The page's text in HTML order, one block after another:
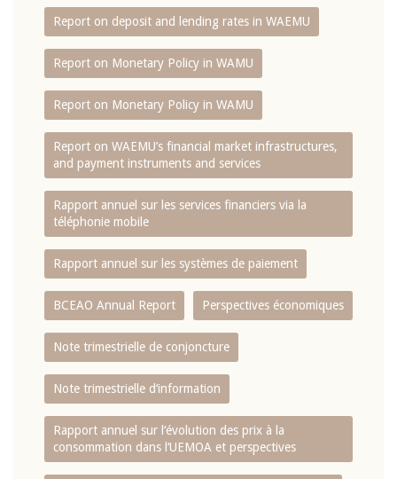
Report on deposit and lending rates in WAEMU
Report on Monetary Policy in WAMU
Report on Monetary Policy in WAMU
Report on WAEMU’s financial market infrastructures,
and payment instruments and services
Rapport annuel sur les services financiers via la
téléphonie mobile
Rapport annuel sur les systèmes de paiement
BCEAO Annual Report Perspectives économiques
Note trimestrielle de conjoncture
Note trimestrielle d‘information
Rapport annuel sur l‘évolution des prix à la
consommation dans l‘UEMOA et perspectives